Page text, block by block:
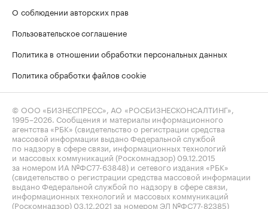
О соблюдении авторских прав
Пользовательское соглашение
Политика в отношении обработки персональных данных
Политика обработки файлов cookie
© ООО «БИЗНЕСПРЕСС», АО «РОСБИЗНЕСКОНСАЛТИНГ»,
1995–2026. Сообщения и материалы информационного
агентства «РБК» (свидетельство о регистрации средства
массовой информации выдано Федеральной службой
по надзору в сфере связи, информационных технологий
и массовых коммуникаций (Роскомнадзор) 09.12.2015
за номером ИА №ФС77-63848) и сетевого издания «РБК»
(свидетельство о регистрации средства массовой информации
выдано Федеральной службой по надзору в сфере связи,
информационных технологий и массовых коммуникаций
(Роскомнадзор) 03.12.2021 за номером ЭЛ №ФС77-82385)